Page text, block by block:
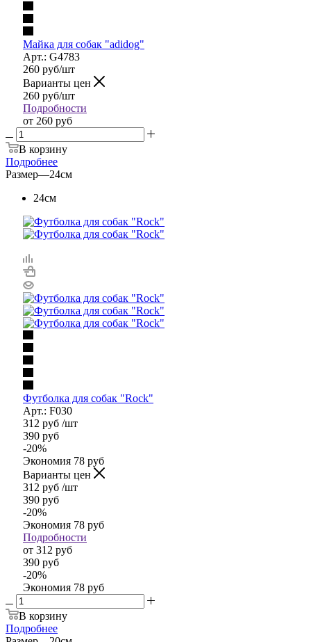
Майка для собак "adidog"
Арт.: G4783
260 руб/шт
Варианты цен
260 руб/шт
Подробности
от 260 руб
В корзину
Подробнее
Размер—24см
24см
Футболка для собак "Rock"
Арт.: F030
312 руб /шт
390 руб
-20%
Экономия 78 руб
Варианты цен
312 руб /шт
390 руб
-20%
Экономия 78 руб
Подробности
от 312 руб
390 руб
-20%
Экономия 78 руб
В корзину
Подробнее